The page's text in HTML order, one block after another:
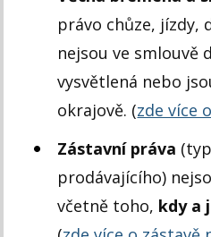
právo chůze, jízdy,
nejsou ve smlouvě
vysvětlená nebo
okrajově. (zde více
Zástavní práva
prodávajícího)
včetně toho, kdy a